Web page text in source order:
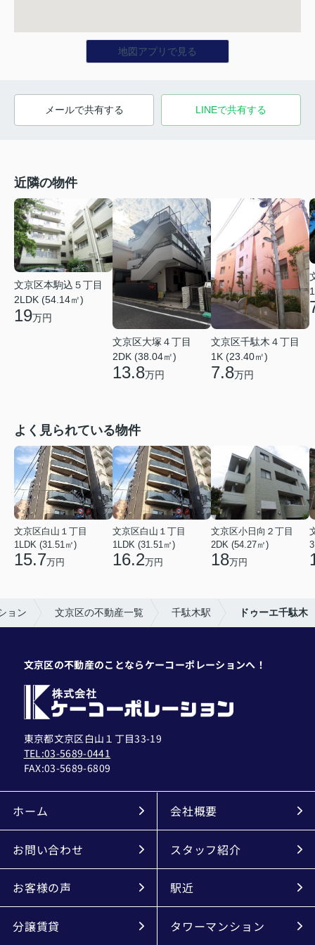
地図アプリで見る
メールで共有する LINEで共有する
近隣の物件
文京区本駒込５丁目
2LDK (54.14㎡)
19万円
文京区大塚４丁目
2DK (38.04㎡)
13.8万円
文京区千駄木４丁目
1K (23.40㎡)
7.8万円
よく見られている物件
文京区白山１丁目
1LDK (31.51㎡)
15.7万円
文京区白山１丁目
1LDK (31.51㎡)
16.2万円
文京区小日向２丁目
2DK (54.27㎡)
18万円
ョン 文京区の不動産一覧 千駄木駅 ドゥーエ千駄木
文京区の不動産のことならケーコーポレーションへ！
東京都文京区白山１丁目33-19
TEL:03-5689-0441
FAX:03-5689-6809
ホーム 会社概要
お問い合わせ スタッフ紹介
お客様の声 駅近
分譲賃貸 タワーマンション